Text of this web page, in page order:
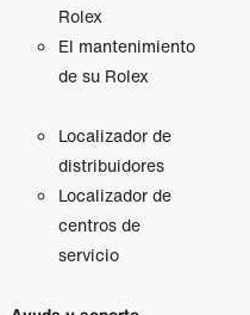
Rolex
El mantenimiento
de su Rolex
Localizador de
distribuidores
Localizador de
centros de
servicio